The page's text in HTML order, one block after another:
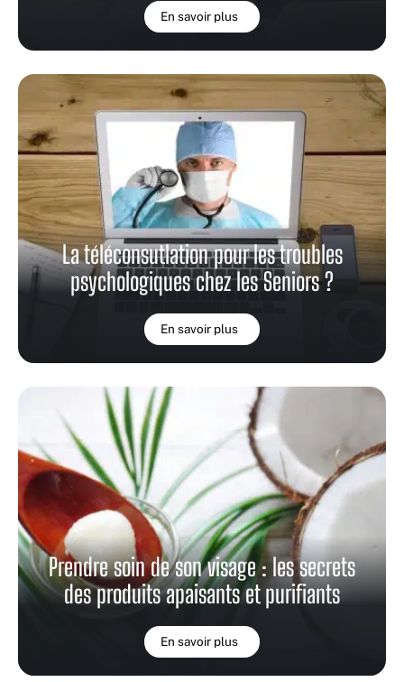
En savoir plus
La téléconsutlation pour les troubles
psychologiques chez les Seniors ?
En savoir plus
Prendre soin de son visage : les secrets
des produits apaisants et purifiants
En savoir plus